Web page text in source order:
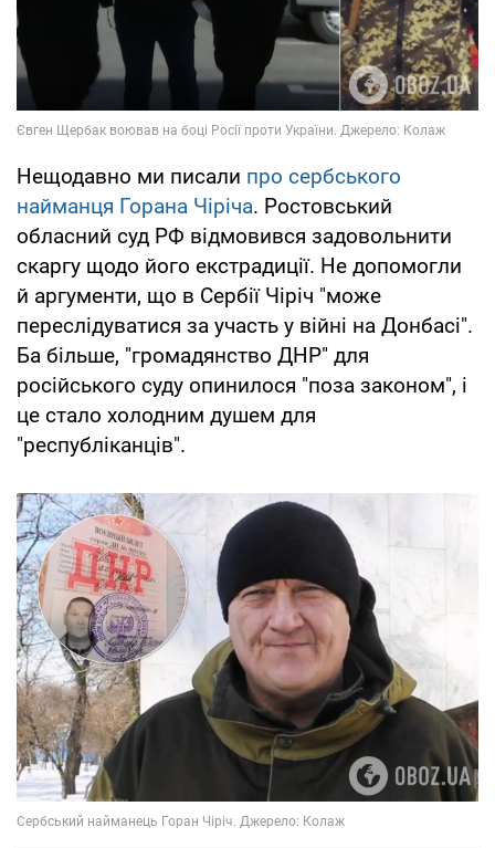
Нещодавно ми писали про сербського
найманця Горана Чіріча. Ростовський
обласний суд РФ відмовився задовольнити
скаргу щодо його екстрадиції. Не допомогли
й аргументи, що в Сербії Чіріч "може
переслідуватися за участь у війні на Донбасі".
Ба більше, "громадянство ДНР" для
російського суду опинилося "поза законом", і
це стало холодним душем для
"республіканців".